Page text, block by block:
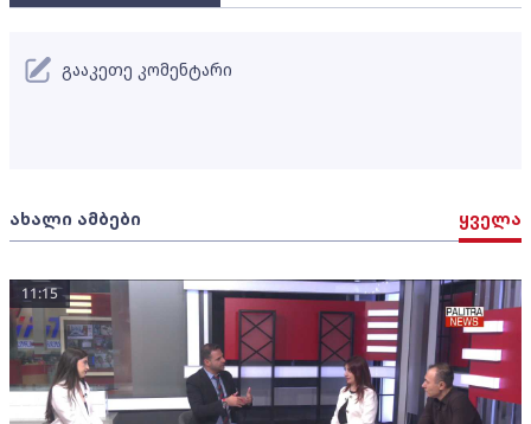
ახალი ამბები ყველა
11:15
გააკეთე კომენტარი